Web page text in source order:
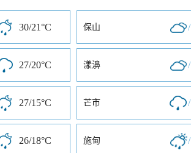
30/21°C 保山 /
27/20°C 漾濞 /
27/15°C 芒市 /
26/18°C 施甸 /